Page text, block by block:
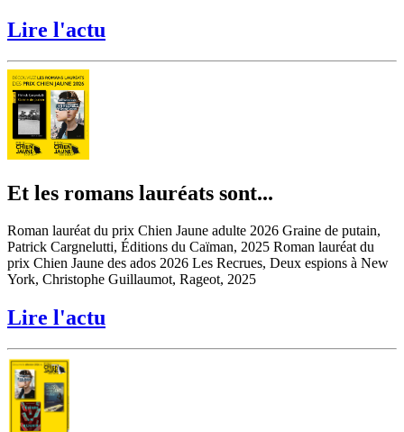
Lire l'actu
Et les romans lauréats sont...
Roman lauréat du prix Chien Jaune adulte 2026 Graine de putain,
Patrick Cargnelutti, Éditions du Caïman, 2025 Roman lauréat du
prix Chien Jaune des ados 2026 Les Recrues, Deux espions à New
York, Christophe Guillaumot, Rageot, 2025
Lire l'actu